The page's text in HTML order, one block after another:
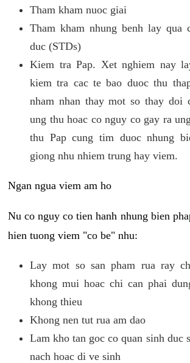
Tham kham nuoc giai
Tham kham nhung benh lay qua
duc (STDs)
Kiem tra Pap. Xet nghiem nay
kiem tra cac te bao duoc thu
nham nhan thay mot so thay doi
ung thu hoac co nguy co gay ra
thu Pap cung tim duoc nhung
giong nhu nhiem trung hay viem.
Ngan ngua viem am ho
Nu co nguy co tien hanh nhung bien
hien tuong viem "co be" nhu:
Lay mot so san pham rua ray
khong mui hoac chi can phai
khong thieu
Khong nen tut rua am dao
Lam kho tan goc co quan sinh duc
nach hoac di ve sinh